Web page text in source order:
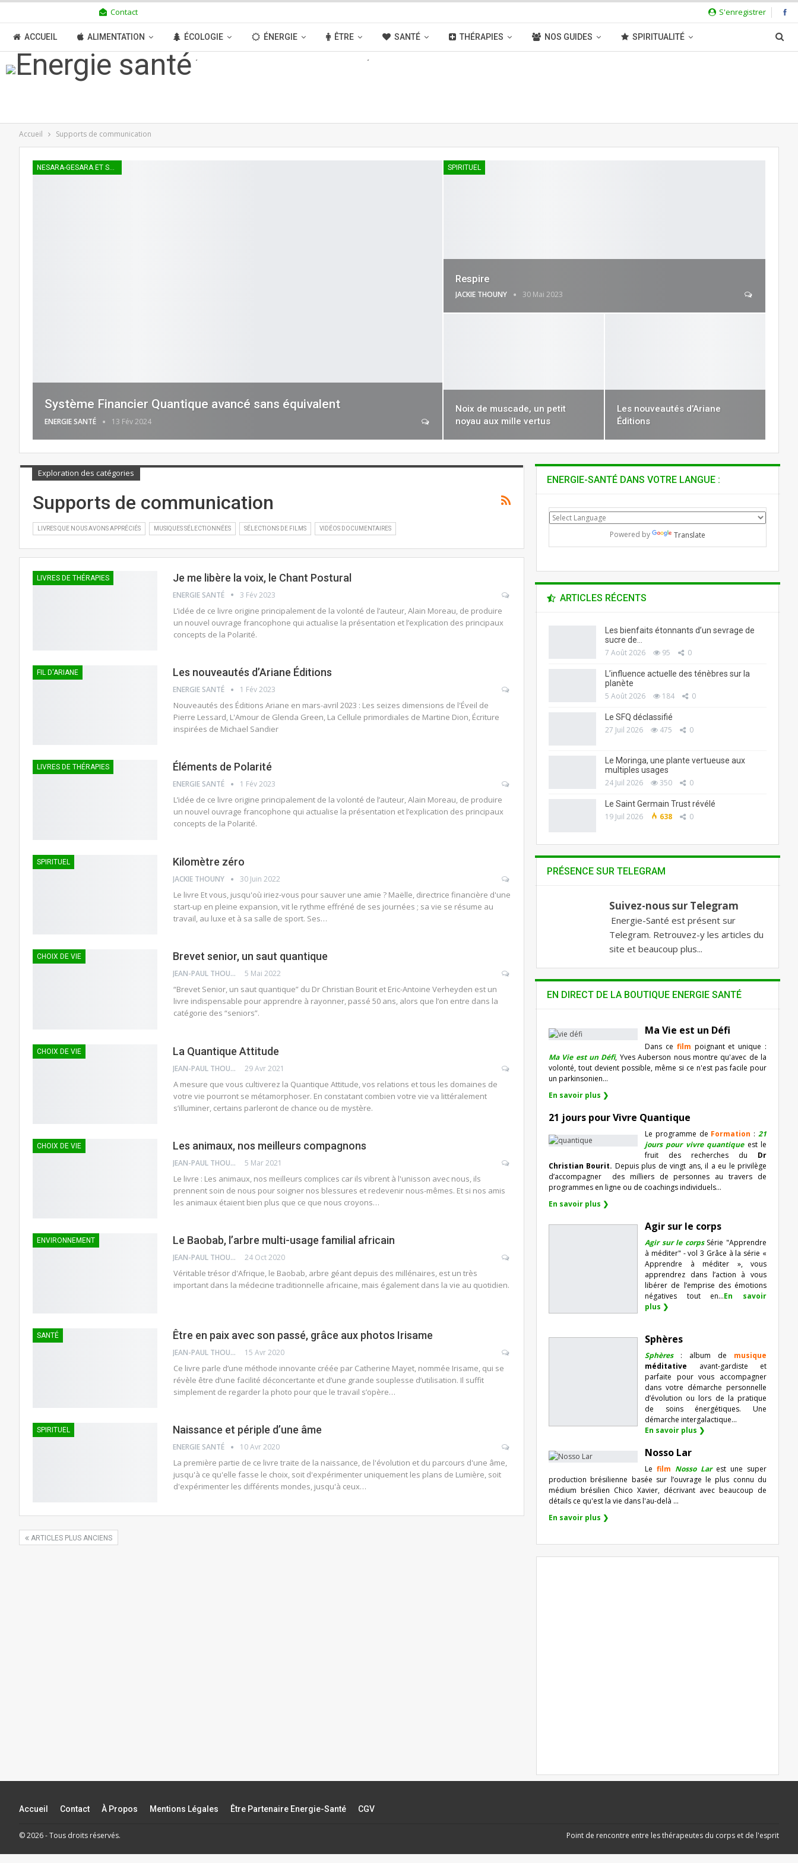
S'enregistrer
Contact
ACCUEIL ALIMENTATION ÉCOLOGIE ÉNERGIE ÊTRE SANTÉ THÉRAPIES NOS GUIDES SPIRITUALITÉ
TRANSITION BOUTIQUE MÉDIAS
Accueil Supports de communication
NESARA-GESARA ET SFQ
Système Financier Quantique avancé sans équivalent
ENERGIE SANTÉ 13 Fév 2024
SPIRITUEL
Respire
JACKIE THOUNY 30 Mai 2023
Noix de muscade, un petit
noyau aux mille vertus
Les nouveautés d’Ariane
Éditions
Exploration des catégories
Supports de communication
LIVRES QUE NOUS AVONS APPRÉCIÉS MUSIQUES SÉLECTIONNÉES SÉLECTIONS DE FILMS VIDÉOS DOCUMENTAIRES
LIVRES DE THÉRAPIES Je me libère la voix, le Chant Postural
ENERGIE SANTÉ 3 Fév 2023
L’idée de ce livre origine principalement de la volonté de l’auteur, Alain Moreau, de produire
un nouvel ouvrage francophone qui actualise la présentation et l’explication des principaux
concepts de la Polarité.
FIL D'ARIANE Les nouveautés d’Ariane Éditions
ENERGIE SANTÉ 1 Fév 2023
Nouveautés des Éditions Ariane en mars-avril 2023 : Les seizes dimensions de l'Éveil de
Pierre Lessard, L'Amour de Glenda Green, La Cellule primordiales de Martine Dion, Écriture
inspirées de Michael Sandier
LIVRES DE THÉRAPIES Éléments de Polarité
ENERGIE SANTÉ 1 Fév 2023
L’idée de ce livre origine principalement de la volonté de l’auteur, Alain Moreau, de produire
un nouvel ouvrage francophone qui actualise la présentation et l’explication des principaux
concepts de la Polarité.
SPIRITUEL Kilomètre zéro
JACKIE THOUNY 30 Juin 2022
Le livre Et vous, jusqu'où iriez-vous pour sauver une amie ? Maëlle, directrice financière d'une
start-up en pleine expansion, vit le rythme effréné de ses journées ; sa vie se résume au
travail, au luxe et à sa salle de sport. Ses…
CHOIX DE VIE Brevet senior, un saut quantique
JEAN-PAUL THOUNY 5 Mai 2022
“Brevet Senior, un saut quantique” du Dr Christian Bourit et Eric-Antoine Verheyden est un
livre indispensable pour apprendre à rayonner, passé 50 ans, alors que l’on entre dans la
catégorie des “seniors”.
CHOIX DE VIE La Quantique Attitude
JEAN-PAUL THOUNY 29 Avr 2021
A mesure que vous cultiverez la Quantique Attitude, vos relations et tous les domaines de
votre vie pourront se métamorphoser. En constatant combien votre vie va littéralement
s’illuminer, certains parleront de chance ou de mystère.
CHOIX DE VIE Les animaux, nos meilleurs compagnons
JEAN-PAUL THOUNY 5 Mar 2021
Le livre : Les animaux, nos meilleurs complices car ils vibrent à l'unisson avec nous, ils
prennent soin de nous pour soigner nos blessures et redevenir nous-mêmes. Et si nos amis
les animaux étaient bien plus que ce que nous croyons…
ENVIRONNEMENT Le Baobab, l’arbre multi-usage familial africain
JEAN-PAUL THOUNY 24 Oct 2020
Véritable trésor d'Afrique, le Baobab, arbre géant depuis des millénaires, est un très
important dans la médecine traditionnelle africaine, mais également dans la vie au quotidien.
SANTÉ Être en paix avec son passé, grâce aux photos Irisame
JEAN-PAUL THOUNY 15 Avr 2020
Ce livre parle d’une méthode innovante créée par Catherine Mayet, nommée Irisame, qui se
révèle être d’une facilité déconcertante et d’une grande souplesse d’utilisation. Il suffit
simplement de regarder la photo pour que le travail s’opère…
SPIRITUEL Naissance et périple d’une âme
ENERGIE SANTÉ 10 Avr 2020
La première partie de ce livre traite de la naissance, de l'évolution et du parcours d'une âme,
jusqu'à ce qu'elle fasse le choix, soit d'expérimenter uniquement les plans de Lumière, soit
d'expérimenter les différents mondes, jusqu'à ceux…
ARTICLES PLUS ANCIENS
ENERGIE-SANTÉ DANS VOTRE LANGUE :
Powered by Translate
ARTICLES RÉCENTS
Les bienfaits étonnants d’un sevrage de
sucre de…
7 Août 2026 95 0
L’influence actuelle des ténèbres sur la
planète
5 Août 2026 184 0
Le SFQ déclassifié
27 Juil 2026 475 0
Le Moringa, une plante vertueuse aux
multiples usages
24 Juil 2026 350 0
Le Saint Germain Trust révélé
19 Juil 2026 638 0
PRÉSENCE SUR TELEGRAM
Suivez-nous sur Telegram
Energie-Santé est présent sur
Telegram. Retrouvez-y les articles du
site et beaucoup plus...
EN DIRECT DE LA BOUTIQUE ENERGIE SANTÉ
Ma Vie est un Défi
Dans ce film poignant et unique :
Ma Vie est un Défi, Yves Auberson nous montre qu'avec de la
volonté, tout devient possible, même si ce n'est pas facile pour
un parkinsonien…
En savoir plus ❯
21 jours pour Vivre Quantique
Le programme de Formation :21
jours pour vivre quantiqueest le
fruit des recherches du Dr
Christian Bourit. Depuis plus de vingt ans, il a eu le privilège
d’accompagner
des milliers de personnes au travers de
programmes en ligne ou de coachings individuels…
En savoir plus ❯
Agir sur le corps
Agir sur le corpsSérie "Apprendre
à méditer" - vol 3 Grâce à la série «
Apprendre à méditer », vous
apprendrez dans l’action à vous
libérer de l’emprise des émotions
négatives tout en...En savoir
plus ❯
Sphères
Sphères: album de musique
méditative avant-gardiste et
parfaite pour vous accompagner
dans votre démarche personnelle
d’évolution ou lors de la pratique
de soins énergétiques. Une
démarche intergalactique...
En savoir plus ❯
Nosso Lar
Le film Nosso Lar est une super
production brésilienne basée sur l’ouvrage le plus connu du
médium brésilien Chico Xavier, décrivant avec beaucoup de
détails ce qu'est la vie dans l'au-delà ...
En savoir plus ❯
Accueil Contact À Propos Mentions Légales Être Partenaire Energie-Santé CGV
© 2026 - Tous droits réservés. Point de rencontre entre les thérapeutes du corps et de l'esprit